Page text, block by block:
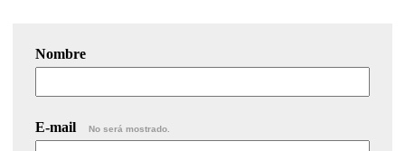
Nombre
E-mail No será mostrado.